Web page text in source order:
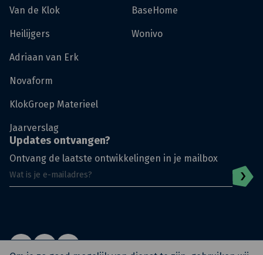
Van de Klok
Heilijgers
Adriaan van Erk
Novaform
KlokGroep Materieel
Jaarverslag
BaseHome
Wonivo
Updates ontvangen?
Ontvang de laatste ontwikkelingen in je mailbox